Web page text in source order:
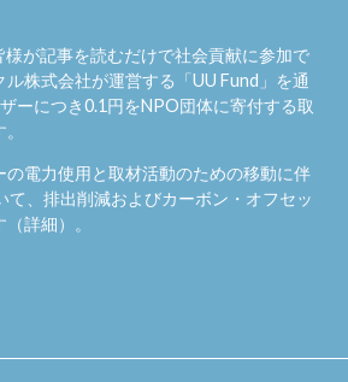
が記事を読むだけで社会貢献に参加で
ル株式会社が運営する「UU Fund 」を通
ーにつき0.1円をNPO団体に寄付する取
の電力使用と取材活動のための移動に伴
て、排出削減およびカーボン・オフセッ
（詳細）。